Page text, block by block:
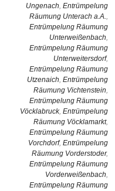
Ungenach, Entrümpelung
Räumung Unterach a.A.,
Entrümpelung Räumung
Unterweißenbach,
Entrümpelung Räumung
Unterweitersdorf,
Entrümpelung Räumung
Utzenaich, Entrümpelung
Räumung Vichtenstein,
Entrümpelung Räumung
Vöcklabruck, Entrümpelung
Räumung Vöcklamarkt,
Entrümpelung Räumung
Vorchdorf, Entrümpelung
Räumung Vorderstoder,
Entrümpelung Räumung
Vorderweißenbach,
Entrümpelung Räumung